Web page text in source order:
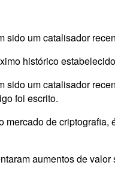
um catalisador
histórico
um catalisador
foi escrito.
de
aumentos de